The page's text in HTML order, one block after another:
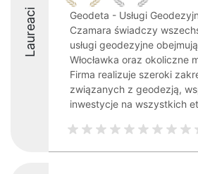
Laureaci
Geodeta - Usługi
Czamara świadczy
usługi geodezyjne
Włocławka oraz okoliczne
Firma realizuje szeroki
związanych z geodezją,
inwestycje na wszystkich